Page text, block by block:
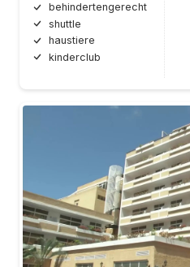
behindertengerecht
shuttle
haustiere
kinderclub